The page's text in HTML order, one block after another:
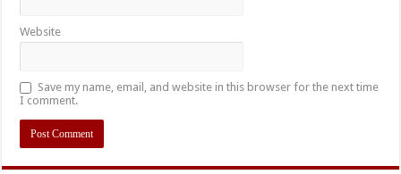
Website
Save my name, email, and website in this browser for the next time
I comment.